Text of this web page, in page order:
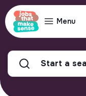
Menu
Start a